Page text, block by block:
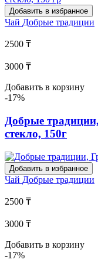
Добавить в избранное
Чай Добрые традиции
2500 ₸
3000 ₸
Добавить в корзину
-17%
Добрые
стекло, 150г
Добавить в избранное
Чай Добрые традиции
2500 ₸
3000 ₸
Добавить в корзину
-17%